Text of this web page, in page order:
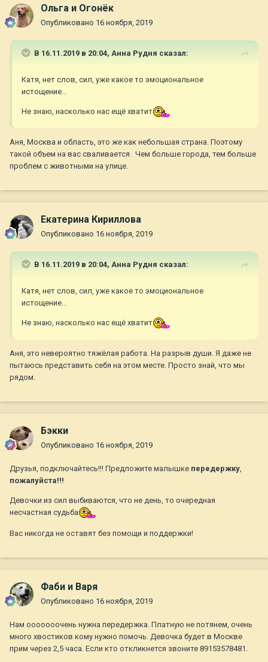
Ольга и Огонёк
Опубликовано 16 ноября, 2019
В 16.11.2019 в 20:04, Анна Рудня сказал:
Катя, нет слов, сил, уже какое то эмоциональное
истощение...
Не знаю, насколько нас ещё хватит
Аня, Москва и область, это же как небольшая страна. Поэтому
такой объем на вас сваливается. Чем больше города, тем больше
проблем с животными на улице.
Екатерина Кириллова
Опубликовано 16 ноября, 2019
В 16.11.2019 в 20:04, Анна Рудня сказал:
Катя, нет слов, сил, уже какое то эмоциональное
истощение...
Не знаю, насколько нас ещё хватит
Аня, это невероятно тяжёлая работа. На разрыв души. Я даже не
пытаюсь представить себя на этом месте. Просто знай, что мы
рядом.
Бэкки
Опубликовано 16 ноября, 2019
Друзья, подключайтесь!!! Предложите малышке передержку,
пожалуйста!!!
Девочки из сил выбиваются, что не день, то очередная
несчастная судьба
Вас никогда не оставят без помощи и поддержки!
Фаби и Варя
Опубликовано 16 ноября, 2019
Нам ооооооочень нужна передержка. Платную не потянем, очень
много хвостиков кому нужно помочь. Девочка будет в Москве
прим через 2,5 часа. Если кто откликнется звоните 89153578481.